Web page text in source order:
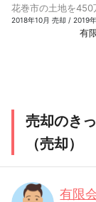
花巻市の土地を
2018年10月 売却 / 2019
有
売却のき
（売却）
有限